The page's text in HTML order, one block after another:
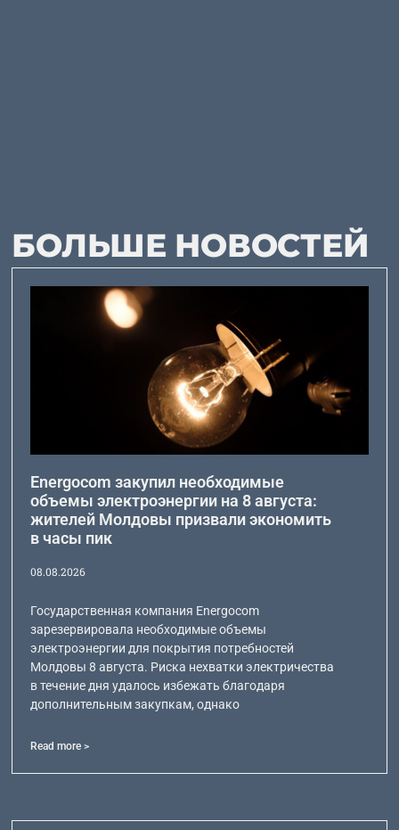
БОЛЬШЕ НОВОСТЕЙ
Energocom закупил необходимые
объемы электроэнергии на 8 августа:
жителей Молдовы призвали экономить
в часы пик
08.08.2026
Государственная компания Energocom
зарезервировала необходимые объемы
электроэнергии для покрытия потребностей
Молдовы 8 августа. Риска нехватки электричества
в течение дня удалось избежать благодаря
дополнительным закупкам, однако
Read more >